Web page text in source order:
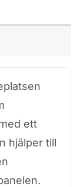
ett
hjälper till